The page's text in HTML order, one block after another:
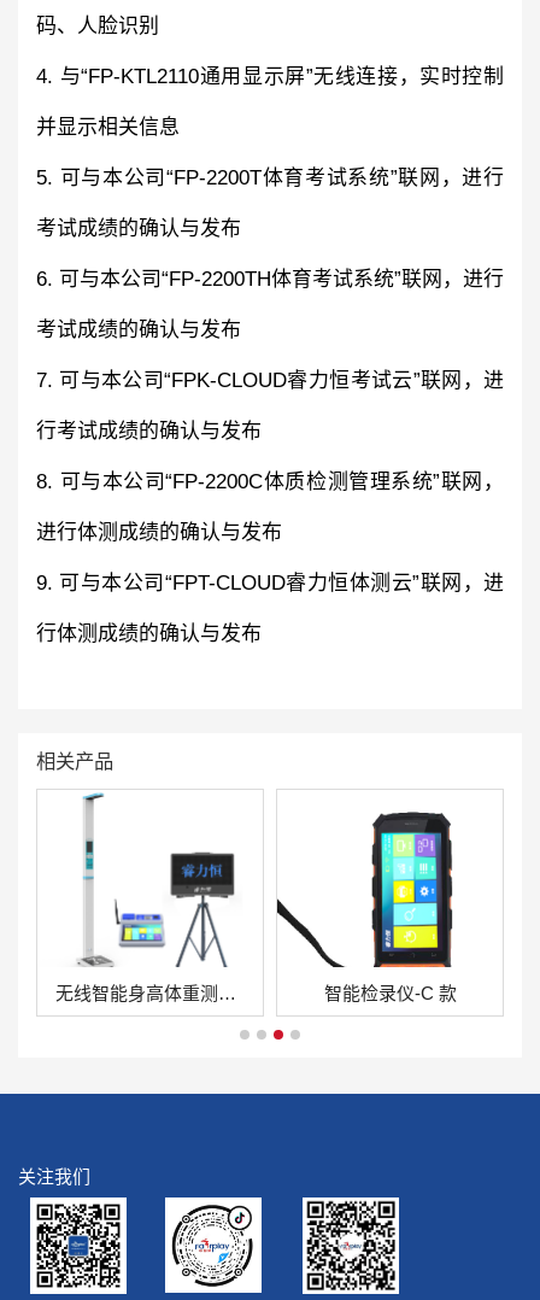
码、人脸识别
4. 与“FP-KTL2110通用显示屏”无线连接，实时控制
并显示相关信息
5. 可与本公司“FP-2200T体育考试系统”联网，进行
考试成绩的确认与发布
6. 可与本公司“FP-2200TH体育考试系统”联网，进行
考试成绩的确认与发布
7. 可与本公司“FPK-CLOUD睿力恒考试云”联网，进
行考试成绩的确认与发布
8. 可与本公司“FP-2200C体质检测管理系统”联网，
进行体测成绩的确认与发布
9. 可与本公司“FPT-CLOUD睿力恒体测云”联网，进
行体测成绩的确认与发布
相关产品
无线智能身高体重测试仪 智能检录仪-C 款
关注我们